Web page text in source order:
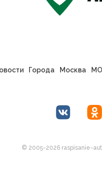
Города Москва МО
© 2005-2026 raspisanie-